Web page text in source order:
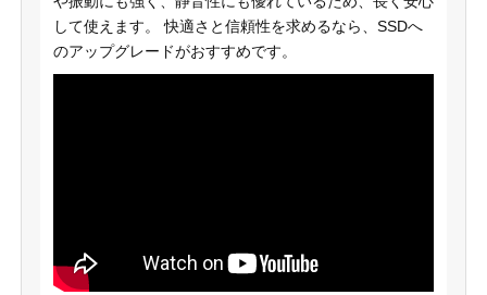
して使えます。 快適さと信頼性を求めるなら、SSDへ
のアップグレードがおすすめです。